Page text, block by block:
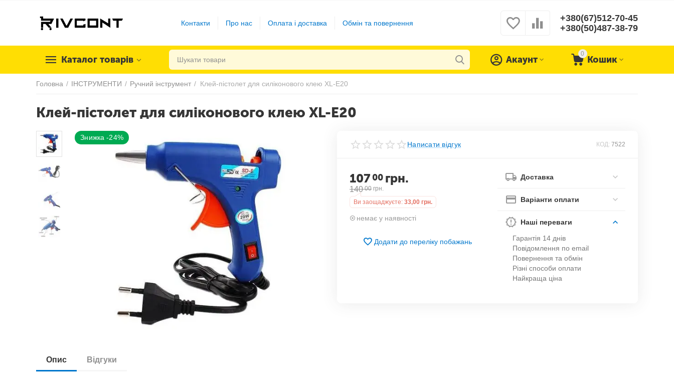
Контакти Про нас Оплата і доставка Обмін та повернення
+380(67)512-70-45
+380(50)487-38-79
Каталог товарів
0
Кошик
Акаунт
Головна / ІНСТРУМЕНТИ / Ручний інструмент / Клей-пістолет для силіконового клею XL-E20
Клей-пістолет для силіконового клею XL-E20
Написати відгук КОД: 7522
107 00 грн.
140 00 грн.
Ви заощаджуєте: 33,00 грн.
немає у наявності
Додати до переліку побажань
Доставка
Варіанти оплати
Наші переваги
Гарантія 14 днів
Повідомлення по email
Повернення та обмін
Різні способи оплати
Найкраща ціна
Опис Відгуки